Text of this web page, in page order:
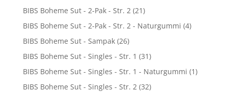
BIBS Boheme Sut - 2-Pak - Str. 2 (21)
BIBS Boheme Sut - 2-Pak - Str. 2 - Naturgummi (4)
BIBS Boheme Sut - Sampak (26)
BIBS Boheme Sut - Singles - Str. 1 (31)
BIBS Boheme Sut - Singles - Str. 1 - Naturgummi (1)
BIBS Boheme Sut - Singles - Str. 2 (32)